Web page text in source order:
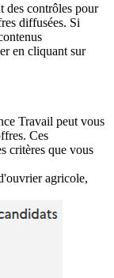
des contrôles pour
diffusées. Si
en cliquant sur
Travail peut vous
Ces
critères que vous
agricole,